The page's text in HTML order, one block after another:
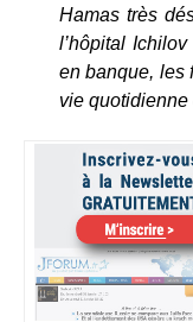
Hamas très
l’hôpital
en banque, les
vie